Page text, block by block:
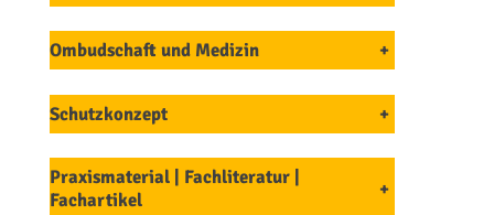
Ombudschaft und Medizin +
Schutzkonzept +
Praxismaterial | Fachliteratur |
Fachartikel
+